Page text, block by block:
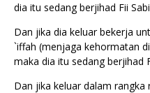
dia itu sedang berjihad Fii
Dan jika dia keluar bekerja
`iffah (menjaga kehormatan
maka dia itu sedang berjihad
Dan jika keluar dalam rangka